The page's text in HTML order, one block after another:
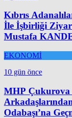
Kıbrıs
İle İşbirliği
Mustafa
EKONOMİ
10 gün önce
MHP Çukurova
Odabaşı’na